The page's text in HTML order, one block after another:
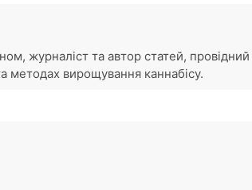
журналіст та автор статей, провідний
та методах вирощування каннабісу.